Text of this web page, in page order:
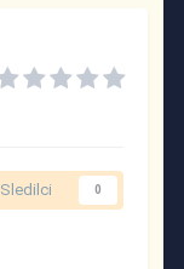
Sledilci 0